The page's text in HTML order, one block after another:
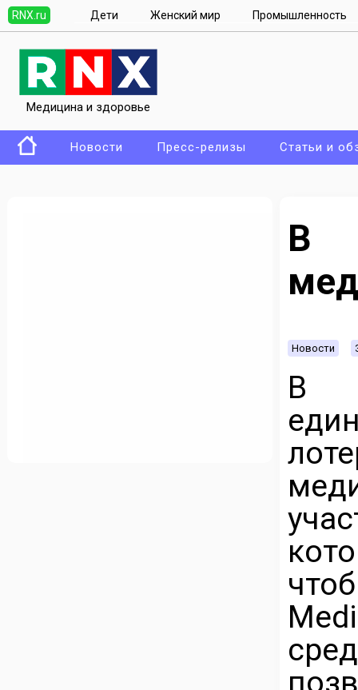
RNX.ru Дети Женский мир Промышленность
Медицина и здоровье
Новости Пресс-релизы Статьи и
В
Новости
В